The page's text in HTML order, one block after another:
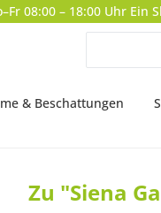
08:00 – 18:00 Uhr Ein
& Beschattungen
Zu "Siena